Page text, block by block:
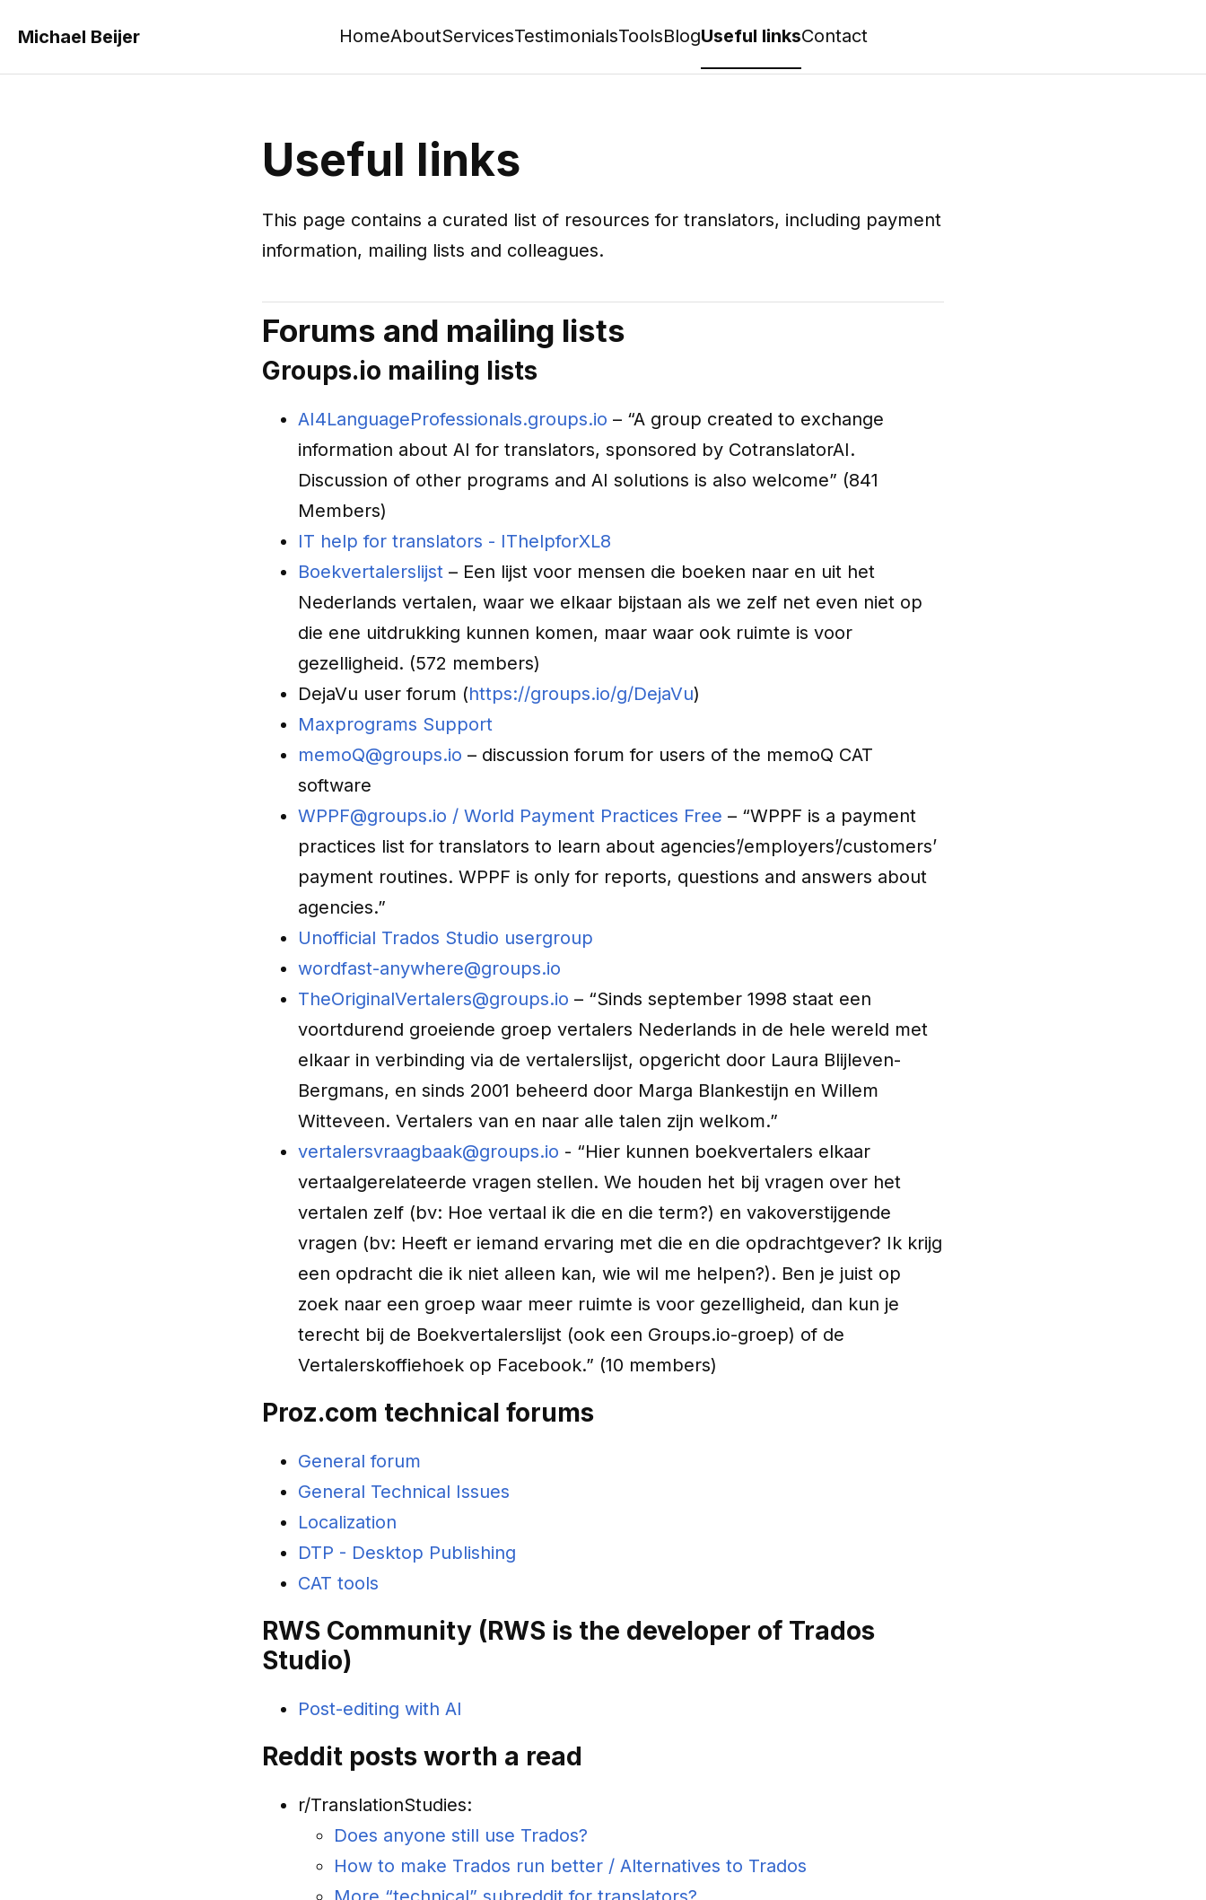
Michael Beijer HomeAboutServicesTestimonialsToolsBlogUseful linksContact
Useful links
This page contains a curated list of resources for translators, including payment
information, mailing lists and colleagues.
Forums and mailing lists
Groups‌.io mailing lists
AI4LanguageProfessionals.groups.io – “A group created to exchange
information about AI for translators, sponsored by CotranslatorAI.
Discussion of other programs and AI solutions is also welcome” (841
Members)
IT help for translators - IThelpforXL8
Boekvertalerslijst – Een lijst voor mensen die boeken naar en uit het
Nederlands vertalen, waar we elkaar bijstaan als we zelf net even niet op
die ene uitdrukking kunnen komen, maar waar ook ruimte is voor
gezelligheid. (572 members)
DejaVu user forum (https://groups.io/g/DejaVu)
Maxprograms Support
memoQ@groups.io – discussion forum for users of the memoQ CAT
software
WPPF@groups.io / World Payment Practices Free – “WPPF is a payment
practices list for translators to learn about agencies’/employers’/customers’
payment routines. WPPF is only for reports, questions and answers about
agencies.”
Unofficial Trados Studio usergroup
wordfast-anywhere@groups.io
TheOriginalVertalers@groups.io – “Sinds september 1998 staat een
voortdurend groeiende groep vertalers Nederlands in de hele wereld met
elkaar in verbinding via de vertalerslijst, opgericht door Laura Blijleven-
Bergmans, en sinds 2001 beheerd door Marga Blankestijn en Willem
Witteveen. Vertalers van en naar alle talen zijn welkom.”
vertalersvraagbaak@groups.io - “Hier kunnen boekvertalers elkaar
vertaalgerelateerde vragen stellen. We houden het bij vragen over het
vertalen zelf (bv: Hoe vertaal ik die en die term?) en vakoverstijgende
vragen (bv: Heeft er iemand ervaring met die en die opdrachtgever? Ik krijg
een opdracht die ik niet alleen kan, wie wil me helpen?). Ben je juist op
zoek naar een groep waar meer ruimte is voor gezelligheid, dan kun je
terecht bij de Boekvertalerslijst (ook een Groups.io-groep) of de
Vertalerskoffiehoek op Facebook.” (10 members)
Proz‌.com technical forums
General forum
General Technical Issues
Localization
DTP - Desktop Publishing
CAT tools
RWS Community (RWS is the developer of Trados
Studio)
Post-editing with AI
Reddit posts worth a read
r/TranslationStudies:
Does anyone still use Trados?
How to make Trados run better / Alternatives to Trados